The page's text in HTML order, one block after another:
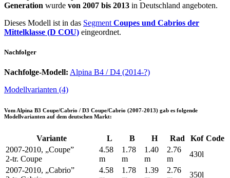
Generation wurde von 2007 bis 2013 in Deutschland angeboten.
Dieses Modell ist in das Segment Coupes und Cabrios der
Mittelklasse (D COU) eingeordnet.
Nachfolger
Nachfolge-Modell: Alpina B4 / D4 (2014-?)
Modellvarianten (4)
Vom Alpina B3 Coupe/Cabrio / D3 Coupe/Cabrio (2007-2013) gab es folgende
Modellvarianten auf dem deutschen Markt:
Variante L B H Rad Kof Code
2007-2010, „Coupe”
2-tr. Coupe
4.58
m
1.78
m
1.40
m
2.76
m
430l
2007-2010, „Cabrio”
4.58
1.78
1.39
2.76
350l